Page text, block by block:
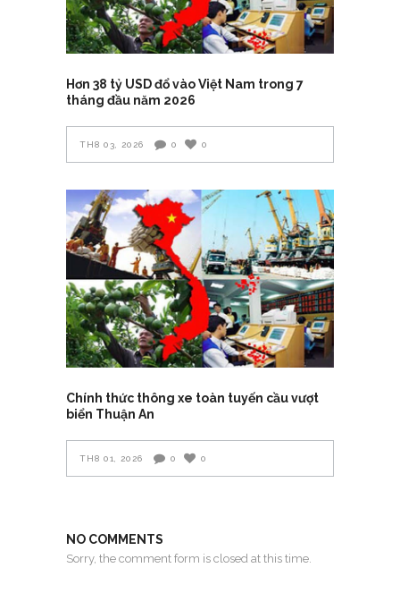
Hơn 38 tỷ USD đổ vào Việt Nam trong 7
tháng đầu năm 2026
TH8 03, 2026 0 0
Chính thức thông xe toàn tuyến cầu vượt
biển Thuận An
TH8 01, 2026 0 0
NO COMMENTS
Sorry, the comment form is closed at this time.